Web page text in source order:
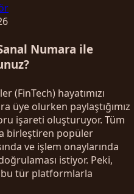
Numara ile
(FinTech) hayatımızı
üye olurken paylaştığımız
işareti oluşturuyor. Tüm
birleştiren popüler
ve işlem onaylarında
istiyor. Peki,
bu tür platformlarla